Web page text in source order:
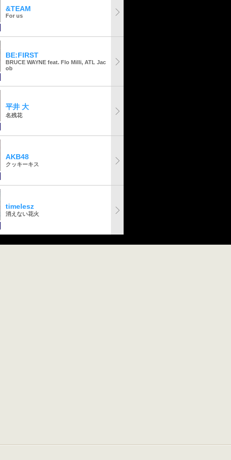
&TEAM
For us
BE:FIRST
BRUCE WAYNE feat. Flo Milli, ATL Jac
ob
平井 大
名残花
AKB48
クッキーキス
timelesz
消えない花火